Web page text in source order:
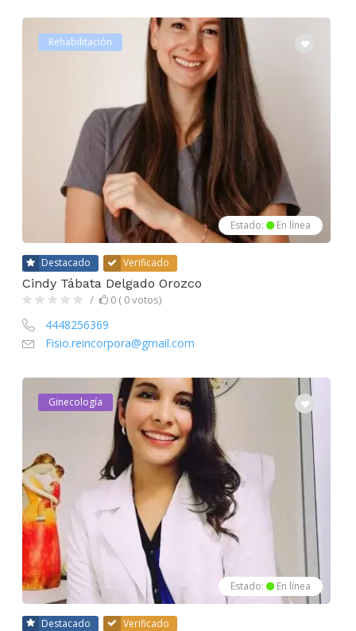
Rehabilitación
Estado: En línea
Destacado Verificado
Cindy Tábata Delgado Orozco
0 ( 0 votos)
4448256369
Fisio.reincorpora@gmail.com
Ginecología
Estado: En línea
Destacado Verificado